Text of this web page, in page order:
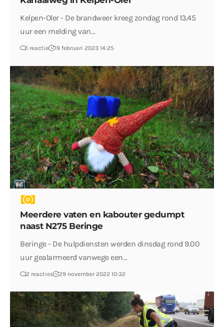
Kelpen-Oler - De brandweer kreeg zondag rond 13.45
uur een melding van…
1 reactie 19 februari 2023 14:25
Meerdere vaten en kabouter gedumpt
naast N275 Beringe
Beringe - De hulpdiensten werden dinsdag rond 9.00
uur gealarmeerd vanwege een…
2 reacties 29 november 2022 10:32